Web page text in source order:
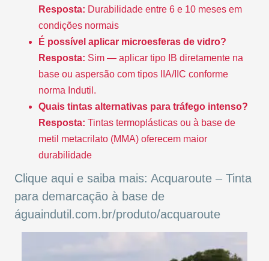
Resposta: Durabilidade entre 6 e 10 meses em
condições normais
É possível aplicar microesferas de vidro?
Resposta: Sim — aplicar tipo IB diretamente na
base ou aspersão com tipos IIA/IIC conforme
norma Indutil.
Quais tintas alternativas para tráfego intenso?
Resposta: Tintas termoplásticas ou à base de
metil metacrilato (MMA) oferecem maior
durabilidade
Clique aqui e saiba mais: Acquaroute – Tinta
para demarcação à base de
águaindutil.com.br/produto/acquaroute